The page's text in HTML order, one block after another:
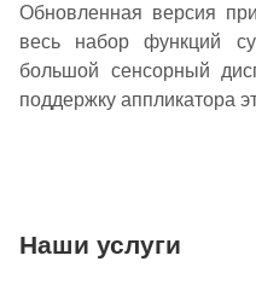
Обновленная версия
весь набор функций
большой сенсорный
поддержку аппликатора
Наши услуги